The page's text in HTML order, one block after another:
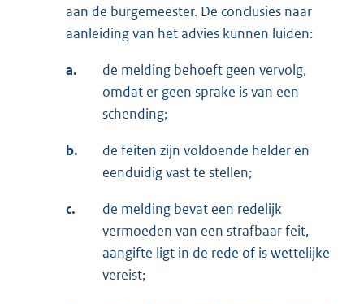
aan de burgemeester. De conclusies naar
aanleiding van het advies kunnen luiden:
a.
de melding behoeft geen vervolg,
omdat er geen sprake is van een
schending;
b.
de feiten zijn voldoende helder en
eenduidig vast te stellen;
c.
de melding bevat een redelijk
vermoeden van een strafbaar feit,
aangifte ligt in de rede of is wettelijke
vereist;